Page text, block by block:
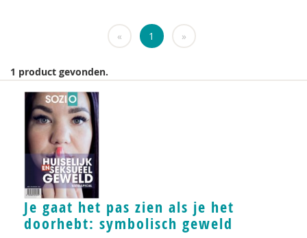
Audrey Alards
José an den Putte
Ria Andrews
Niek van Ansem
Sander van Arum
Amma Asante
Diverse auteurs
« 1 »
1 product gevonden.
Je gaat het pas zien als je het
doorhebt: symbolisch geweld